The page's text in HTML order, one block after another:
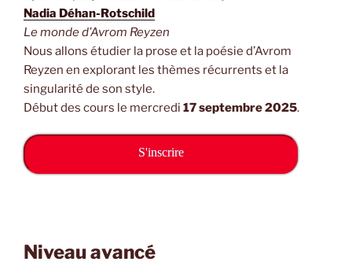
Nadia Déhan-Rotschild
Le monde d’Avrom Reyzen
Nous allons étudier la prose et la poésie d’Avrom
Reyzen en explorant les thèmes récurrents et la
singularité de son style.
Début des cours le mercredi 17 septembre 2025.
S'inscrire
Niveau avancé